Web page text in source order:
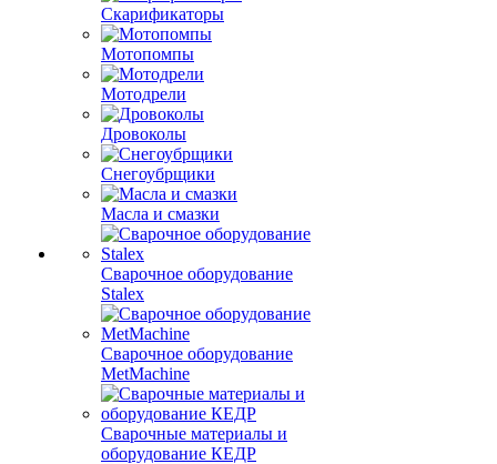
Скарификаторы
Мотопомпы
Мотодрели
Дровоколы
Снегоубрщики
Масла и смазки
Сварочное оборудование
Stalex
Сварочное оборудование
MetMachine
Сварочные материалы и
оборудование КЕДР